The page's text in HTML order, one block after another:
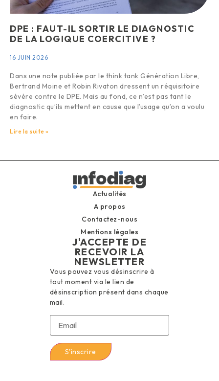
DPE : FAUT-IL SORTIR LE DIAGNOSTIC
DE LA LOGIQUE COERCITIVE ?
16 JUIN 2026
Dans une note publiée par le think tank Génération Libre,
Bertrand Moine et Robin Rivaton dressent un réquisitoire
sévère contre le DPE. Mais au fond, ce n’est pas tant le
diagnostic qu’ils mettent en cause que l’usage qu’on a voulu
en faire.
Lire la suite »
Actualités
A propos
Contactez-nous
Mentions légales
J'ACCEPTE DE
RECEVOIR LA
NEWSLETTER
Vous pouvez vous désinscrire à
tout moment via le lien de
désinscription présent dans chaque
mail.